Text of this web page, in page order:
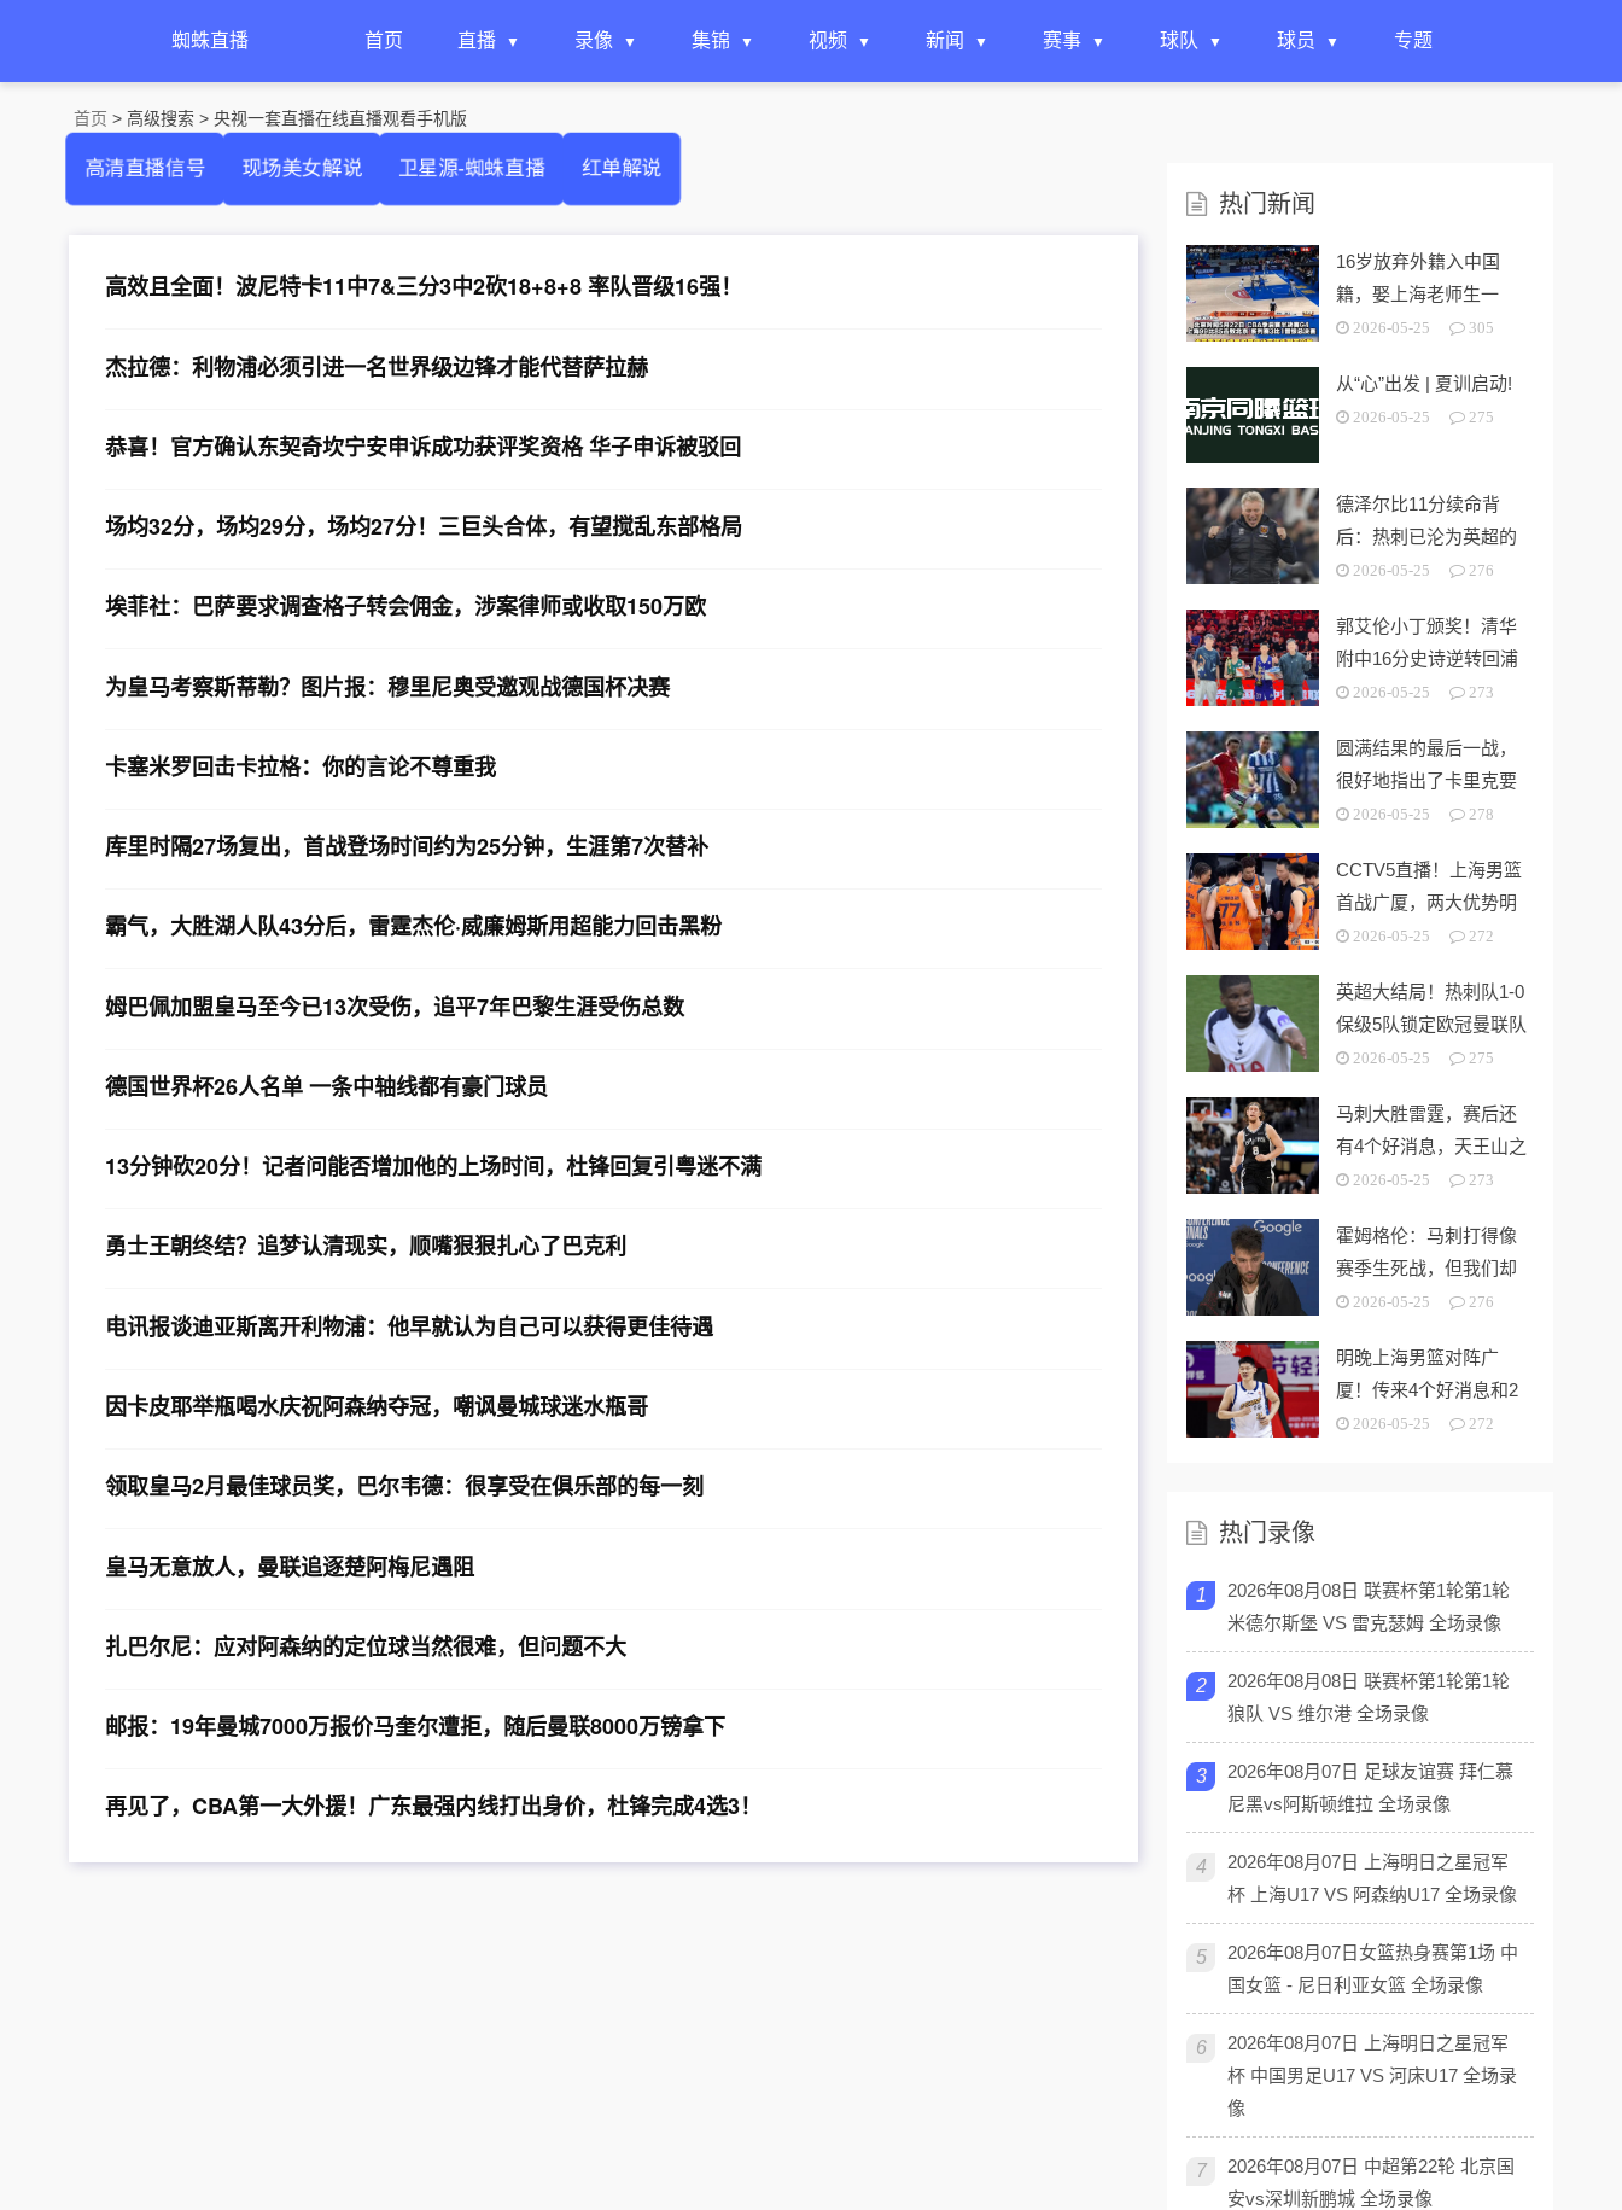
蜘蛛直播 首页 直播 录像 集锦 视频 新闻 赛事 球队 球员 专题
首页 > 高级搜索 > 央视一套直播在线直播观看手机版
高清直播信号 现场美女解说 卫星源-蜘蛛直播 红单解说
高效且全面！波尼特卡11中7&三分3中2砍18+8+8 率队晋级16强！
杰拉德：利物浦必须引进一名世界级边锋才能代替萨拉赫
恭喜！官方确认东契奇坎宁安申诉成功获评奖资格 华子申诉被驳回
场均32分，场均29分，场均27分！三巨头合体，有望搅乱东部格局
埃菲社：巴萨要求调查格子转会佣金，涉案律师或收取150万欧
为皇马考察斯蒂勒？图片报：穆里尼奥受邀观战德国杯决赛
卡塞米罗回击卡拉格：你的言论不尊重我
库里时隔27场复出，首战登场时间约为25分钟，生涯第7次替补
霸气，大胜湖人队43分后，雷霆杰伦·威廉姆斯用超能力回击黑粉
姆巴佩加盟皇马至今已13次受伤，追平7年巴黎生涯受伤总数
德国世界杯26人名单 一条中轴线都有豪门球员
13分钟砍20分！记者问能否增加他的上场时间，杜锋回复引粤迷不满
勇士王朝终结？追梦认清现实，顺嘴狠狠扎心了巴克利
电讯报谈迪亚斯离开利物浦：他早就认为自己可以获得更佳待遇
因卡皮耶举瓶喝水庆祝阿森纳夺冠，嘲讽曼城球迷水瓶哥
领取皇马2月最佳球员奖，巴尔韦德：很享受在俱乐部的每一刻
皇马无意放人，曼联追逐楚阿梅尼遇阻
扎巴尔尼：应对阿森纳的定位球当然很难，但问题不大
邮报：19年曼城7000万报价马奎尔遭拒，随后曼联8000万镑拿下
再见了，CBA第一大外援！广东最强内线打出身价，杜锋完成4选3！
热门新闻
16岁放弃外籍入中国
籍，娶上海老师生一
女，24岁帮上海男篮进
2026-05-25 305
从“心”出发 | 夏训启动!
2026-05-25 275
德泽尔比11分续命背
后：热刺已沦为英超的
“系统性风险样本”！
2026-05-25 276
郭艾伦小丁颁奖！清华
附中16分史诗逆转回浦
中学 时隔5年夺第15冠
2026-05-25 273
圆满结果的最后一战，
很好地指出了卡里克要
解决的终极问题
2026-05-25 278
CCTV5直播！上海男篮
首战广厦，两大优势明
显，孙铭徽带伤出战！
2026-05-25 272
英超大结局！热刺队1-0
保级5队锁定欧冠曼联队
第3切尔西无缘欧战
2026-05-25 275
马刺大胜雷霆，赛后还
有4个好消息，天王山之
战奥利尼克要来了
2026-05-25 273
霍姆格伦：马刺打得像
赛季生死战，但我们却
没找到赢球的办法
2026-05-25 276
明晚上海男篮对阵广
厦！传来4个好消息和2
个坏消息，能拿下开门
2026-05-25 272
热门录像
1
2026年08月08日 联赛杯第1轮第1轮
米德尔斯堡 VS 雷克瑟姆 全场录像
2
2026年08月08日 联赛杯第1轮第1轮
狼队 VS 维尔港 全场录像
3
2026年08月07日 足球友谊赛 拜仁慕
尼黑vs阿斯顿维拉 全场录像
4
2026年08月07日 上海明日之星冠军
杯 上海U17 VS 阿森纳U17 全场录像
5
2026年08月07日女篮热身赛第1场 中
国女篮 - 尼日利亚女篮 全场录像
6
2026年08月07日 上海明日之星冠军
杯 中国男足U17 VS 河床U17 全场录
像
7
2026年08月07日 中超第22轮 北京国
安vs深圳新鹏城 全场录像